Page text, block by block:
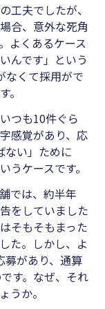
工夫でしたが、
合、意外な死角
よくあるケース
んです」という
なくて採用がで
。
つも10件ぐら
感覚があり、応
ない」ために
うケースです。
では、約半年
をしていました
そもそもまった
た。しかし、よ
募があり、通算
す。なぜ、それ
うか。